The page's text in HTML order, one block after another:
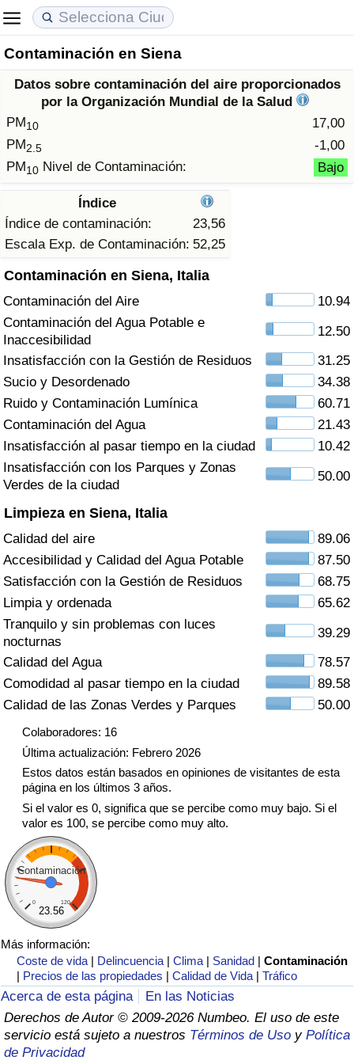
Contaminación en Siena
Datos sobre contaminación del aire proporcionados
por la Organización Mundial de la Salud
PM10
17,00
PM2.5
-1,00
PM10 Nivel de Contaminación: Bajo
Índice
Índice de contaminación:
23,56
Escala Exp. de Contaminación: 52,25
Contaminación en Siena, Italia
Contaminación del Aire
10.94
Contaminación del Agua Potable e
Inaccesibilidad
12.50
Insatisfacción con la Gestión de Residuos
31.25
Sucio y Desordenado
34.38
Ruido y Contaminación Lumínica
60.71
Contaminación del Agua
21.43
Insatisfacción al pasar tiempo en la ciudad
10.42
Insatisfacción con los Parques y Zonas
Verdes de la ciudad
50.00
Limpieza en Siena, Italia
Calidad del aire
89.06
Accesibilidad y Calidad del Agua Potable
87.50
Satisfacción con la Gestión de Residuos
68.75
Limpia y ordenada
65.62
Tranquilo y sin problemas con luces
nocturnas
39.29
Calidad del Agua
78.57
Comodidad al pasar tiempo en la ciudad
89.58
Calidad de las Zonas Verdes y Parques
50.00
Colaboradores: 16
Última actualización: Febrero 2026
Estos datos están basados en opiniones de visitantes de esta
página en los últimos 3 años.
Si el valor es 0, significa que se percibe como muy bajo. Si el
valor es 100, se percibe como muy alto.
Contaminación
0 120
23.56
Más información:
Coste de vida | Delincuencia |Clima | Sanidad |Contaminación
| Precios de las propiedades |Calidad de Vida |Tráfico
Acerca de esta página
En las Noticias
Derechos de Autor © 2009-2026 Numbeo. El uso de este
servicio está sujeto a nuestros Términos de Uso y Política
de Privacidad
Coste de vida
Índice de Costo de Vida (Actual)
Índice de Costo de Vida
en aqaba
Precios de las propiedades
Índice de Precios de Inmuebles (Actual)
Índice de Precios de Inmuebles
Calidad de Vida
Índice de Calidad de Vida
Índice de Calidad de Vida (Actual)
Delincuencia
Calificación del Índice de Criminalidad
(Actual)
Índice de Criminalidad
Índice de criminalidad por país
Sanidad
Índice de Sanidad (Actual)
Índice de Sanidad
Índice de Sanidad por País
Contaminación
Índice de Contaminación (Actual)
Índice de contaminación
Índice de Contaminación por País
Tráfico
Índice de Tráfico
Índice de Tráfico (Actual)
Índice de Tráfico por País